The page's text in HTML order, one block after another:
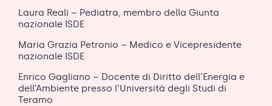
Laura Reali – Pediatra, membro della Giunta
nazionale ISDE
Maria Grazia Petronio – Medico e Vicepresidente
nazionale ISDE
Enrico Gagliano – Docente di Diritto dell’Energia e
dell’Ambiente presso l’Università degli Studi di
Teramo